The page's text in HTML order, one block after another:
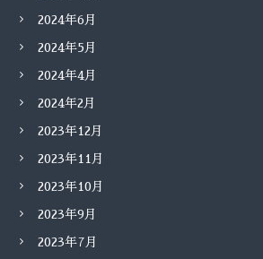
2024年6月
2024年5月
2024年4月
2024年2月
2023年12月
2023年11月
2023年10月
2023年9月
2023年7月